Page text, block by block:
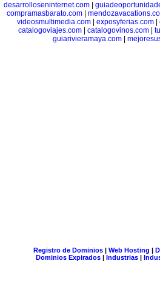
desarrolloseninternet.com
compramasbarato.com|
videosmultimedia.com
exposyferias.com
catalogoviajes.com| catalogovinos.com|
guiarivieramaya.com
Registro de Dominios| Web Hosting |
Dominios Expirados | Industrias |